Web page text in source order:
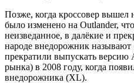
Позже, когда кроссовер
было изменено на Outlander,
неизведанное, в далёкие и
народе внедорожник
прекратили выпускать версию
рынка) в 2008 году, когда
внедорожника (XL).